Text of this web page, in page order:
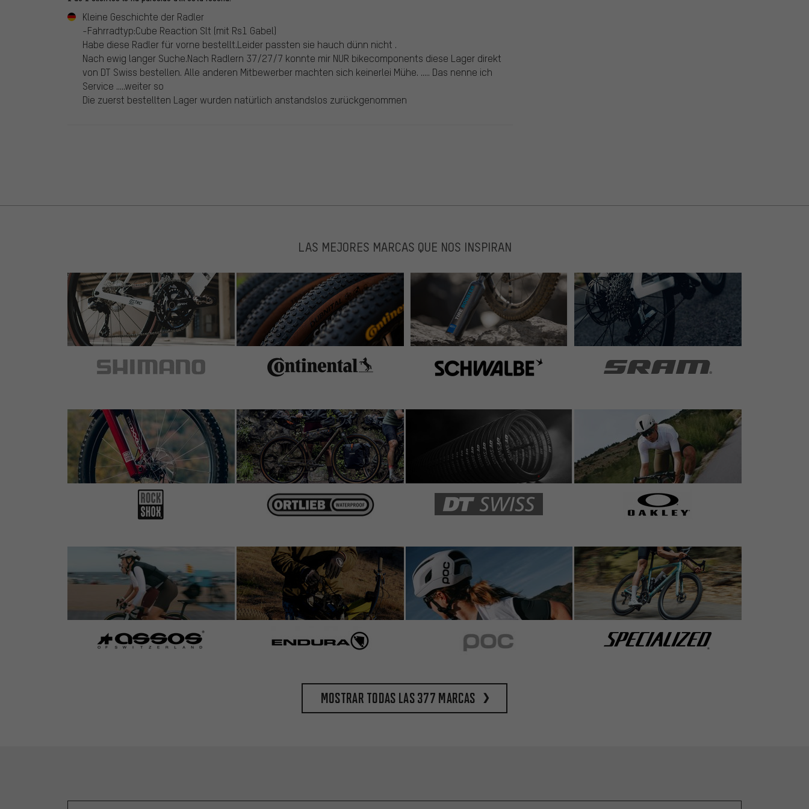
Kleine Geschichte der Radler
-Fahrradtyp:Cube Reaction Slt (mit Rs1 Gabel)
Habe diese Radler für vorne bestellt.Leider passten sie hauch dünn nicht .
Nach ewig langer Suche.Nach Radlern 37/27/7 konnte mir NUR bikecomponents diese Lager direkt
von DT Swiss bestellen. Alle anderen Mitbewerber machten sich keinerlei Mühe. ..... Das nenne ich
Service .....weiter so
Die zuerst bestellten Lager wurden natürlich anstandslos zurückgenommen
LAS MEJORES MARCAS QUE NOS INSPIRAN
Mostrar todas las 377 marcas